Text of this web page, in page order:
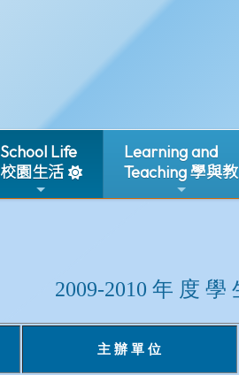
School Life
校園生活
Learning and
Teaching 學與教